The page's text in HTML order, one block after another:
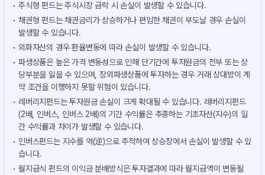
주식형 펀드는 주식시장 급락 시 손실이 발생할 수 있습니다.
채권형 펀드는 채권금리가 상승하거나 편입한 채권이 부도날 경우 손실이
발생할 수 있습니다.
외화자산의 경우 환율변동에 따라 손실이 발생할 수 있습니다.
파생상품은 높은 가격 변동성으로 인해 단기간에 투자원금의 전부 또는 상
당부분을 잃을 수 있으며, 장외파생상품에 투자하는 경우 거래 상대방이 계
약 조건을 이행하지 못할 위험이 있습니다.
레버리지펀드는 투자원금 손실이 크게 확대될 수 있습니다. 레버리지펀드
(2배, 인버스, 인버스 2배)의 기간 수익률은 추종하는 기초자산(지수)의 일
간 수익률과 차이가 발생할 수 있습니다.
인버스펀드는 지수를 역(逆)으로 추적하여 상승장에서 손실이 발생할 수 있
습니다.
월지급식 펀드의 이익금 분배방식은 투자결과에 따라 월지급액이 변동될